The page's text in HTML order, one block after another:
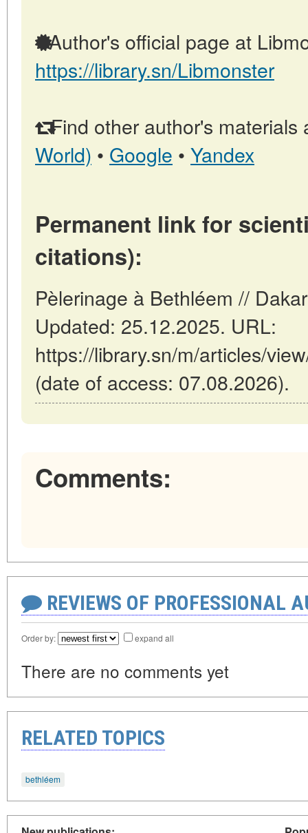
Author's official page at
https://library.sn/Libmonster
Find other author's materials
World) • Google • Yandex
Permanent link for
citations):
Pèlerinage à Bethléem //
Updated: 25.12.2025. URL:
https://library.sn/m/articles/
(date of access: 07.08.2026).
Comments:
REVIEWS OF PROFESSIONAL
Order by: expand all
There are no comments yet
RELATED TOPICS
bethléem